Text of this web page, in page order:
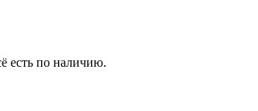
есть по наличию.